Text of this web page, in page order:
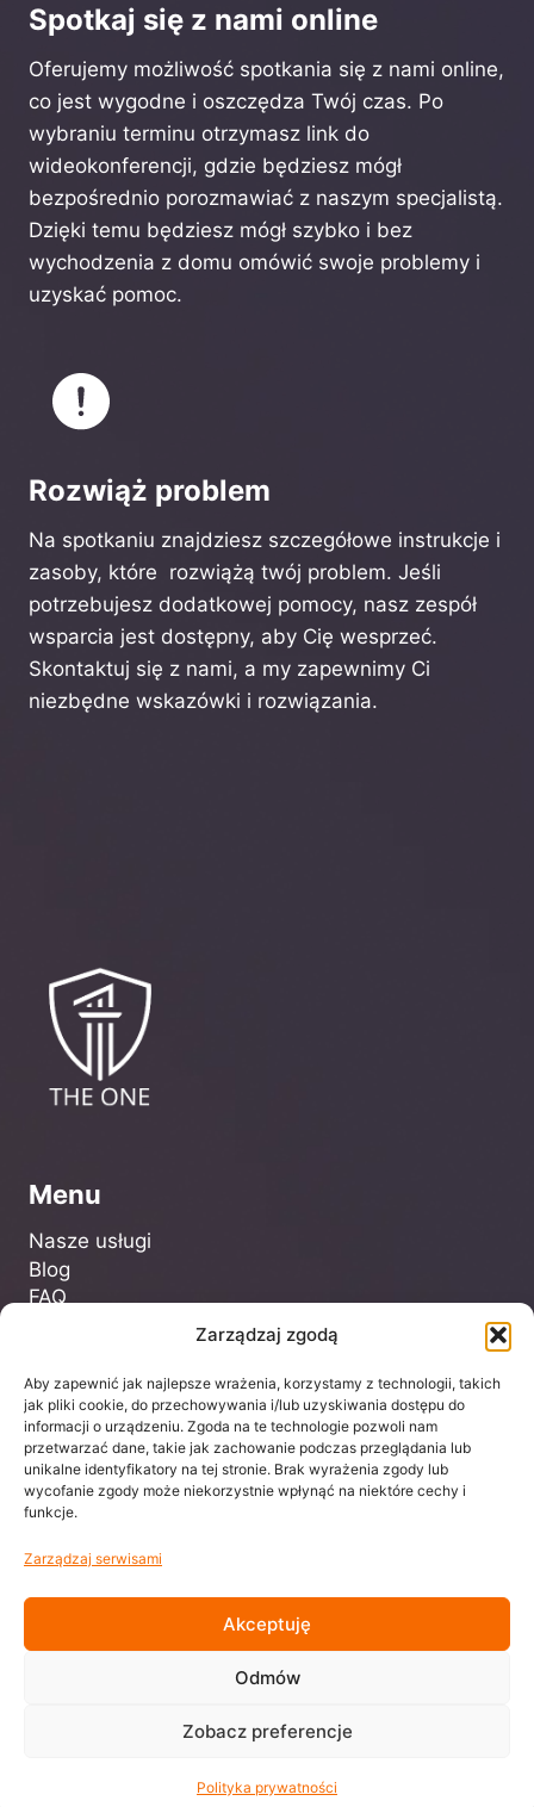
Zarządzaj zgodą
Aby zapewnić jak najlepsze wrażenia, korzystamy z technologii, takich
jak pliki cookie, do przechowywania i/lub uzyskiwania dostępu do
informacji o urządzeniu. Zgoda na te technologie pozwoli nam
przetwarzać dane, takie jak zachowanie podczas przeglądania lub
unikalne identyfikatory na tej stronie. Brak wyrażenia zgody lub
wycofanie zgody może niekorzystnie wpłynąć na niektóre cechy i
funkcje.
Zarządzaj serwisami
Akceptuję
Odmów
Zobacz preferencje
Polityka prywatności
Spotkaj się z nami online
Oferujemy możliwość spotkania się z nami online,
co jest wygodne i oszczędza Twój czas. Po
wybraniu terminu otrzymasz link do
wideokonferencji, gdzie będziesz mógł
bezpośrednio porozmawiać z naszym specjalistą.
Dzięki temu będziesz mógł szybko i bez
wychodzenia z domu omówić swoje problemy i
uzyskać pomoc.
Rozwiąż problem
Na spotkaniu znajdziesz szczegółowe instrukcje i
zasoby, które rozwiążą twój problem. Jeśli
potrzebujesz dodatkowej pomocy, nasz zespół
wsparcia jest dostępny, aby Cię wesprzeć.
Skontaktuj się z nami, a my zapewnimy Ci
niezbędne wskazówki i rozwiązania.
Menu
Nasze usługi
Blog
FAQ
Dla Klienta
Regulamin
Polityka prywatności
biuro@centrumtheone.pl
Facebook
Instagram
YouTube